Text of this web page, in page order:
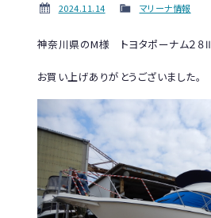
2024.11.14 マリーナ情報
神奈川県のM様 トヨタポーナム２８Ⅱ
お買い上げありがとうございました。